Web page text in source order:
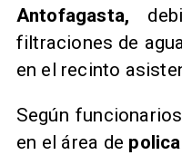
Antofagasta,
filtraciones de
en el recinto
Según
en el área de